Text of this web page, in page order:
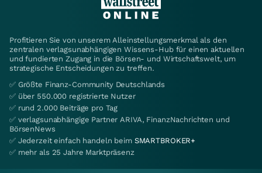
Profitieren Sie von unserem Alleinstellungsmerkmal als den
zentralen verlagsunabhängigen Wissens-Hub für einen aktuellen
und fundierten Zugang in die Börsen- und Wirtschaftswelt, um
strategische Entscheidungen zu treffen.
✅ Größte Finanz-Community Deutschlands
✅ über 550.000 registrierte Nutzer
✅ rund 2.000 Beiträge pro Tag
✅ verlagsunabhängige Partner ARIVA, FinanzNachrichten und
BörsenNews
✅ Jederzeit einfach handeln beim SMARTBROKER+
✅ mehr als 25 Jahre Marktpräsenz